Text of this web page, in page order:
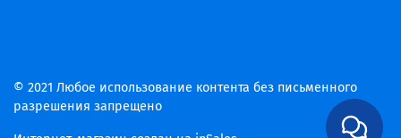
© 2021 Любое использование контента без письменного
разрешения запрещено